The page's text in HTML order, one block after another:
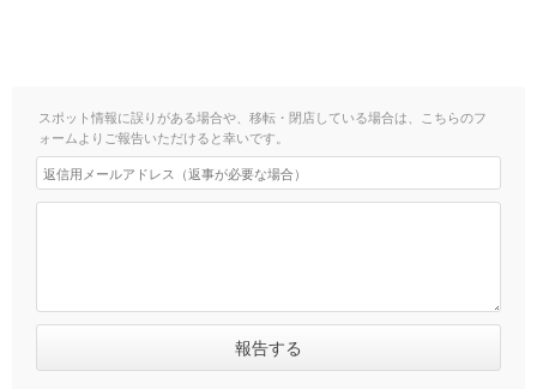
スポット情報に誤りがある場合や、移転・閉店している場合は、こちらのフ
ォームよりご報告いただけると幸いです。